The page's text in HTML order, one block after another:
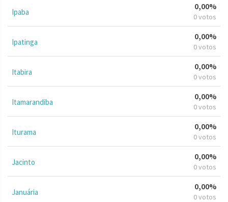
Ipaba
0,00%
0 votos
Ipatinga
0,00%
0 votos
Itabira
0,00%
0 votos
Itamarandiba
0,00%
0 votos
Iturama
0,00%
0 votos
Jacinto
0,00%
0 votos
Januária
0,00%
0 votos